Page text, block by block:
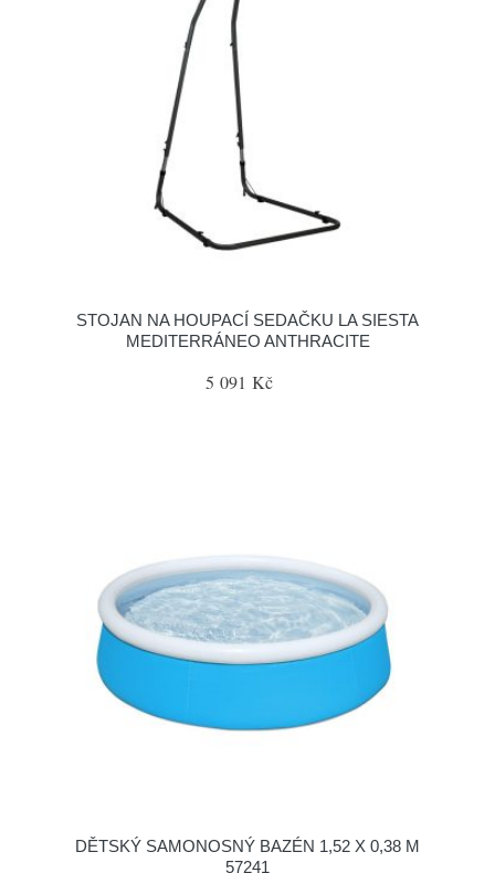
STOJAN NA HOUPACÍ SEDAČKU LA SIESTA
MEDITERRÁNEO ANTHRACITE
5 091 Kč
DĚTSKÝ SAMONOSNÝ BAZÉN 1,52 X 0,38 M
57241